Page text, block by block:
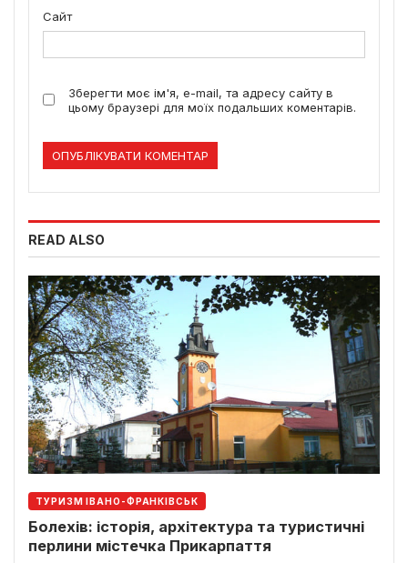
Сайт
Зберегти моє ім'я, e-mail, та адресу сайту в
цьому браузері для моїх подальших коментарів.
READ ALSO
ТУРИЗМ ІВАНО-ФРАНКІВСЬК
Болехів: історія, архітектура та туристичні
перлини містечка Прикарпаття